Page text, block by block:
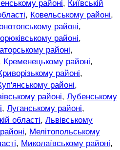
районі, Київській
, Ковельському районі,
районі,
районі,
районі,
Кременецькому районі,
районі,
районі,
районі, Лубенському
, Луганському районі,
області, Львівському
, Мелітопольському
, Миколаївському районі,